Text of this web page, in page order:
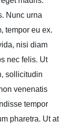
Nunc urna
tempor eu ex.
nisi diam
nec felis. Ut
sollicitudin
venenatis
tempor
pharetra. Ut at